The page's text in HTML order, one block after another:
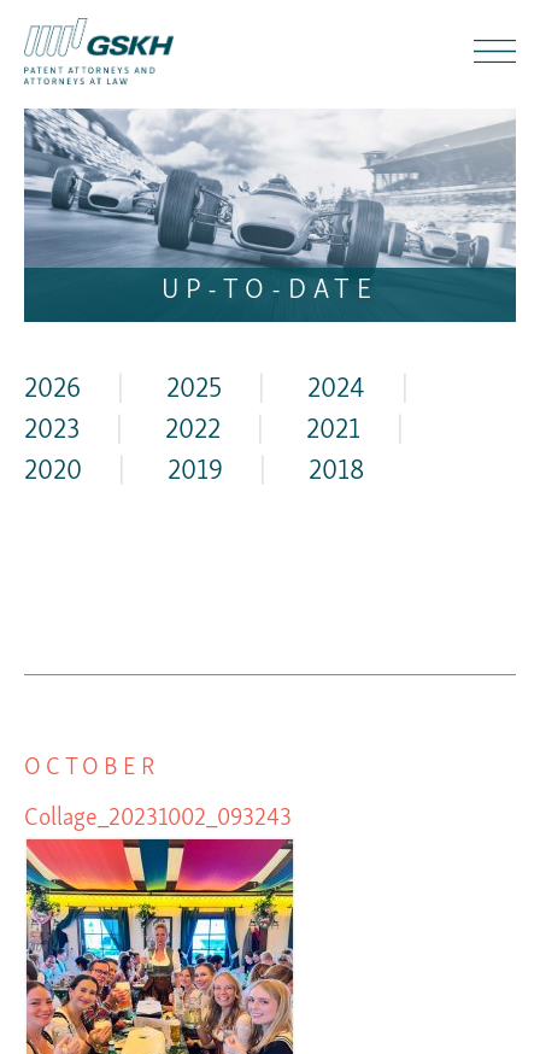
UP-TO-DATE
2026 2025 2024
2023
2022 2021
2020
2019 2018
OCTOBER
Collage_20231002_093243